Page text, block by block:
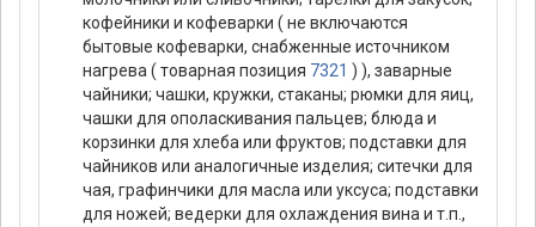
кофейники и кофеварки ( не включаются
бытовые кофеварки, снабженные источником
нагрева ( товарная позиция 7321 ) ), заварные
чайники; чашки, кружки, стаканы; рюмки для яиц,
чашки для ополаскивания пальцев; блюда и
корзинки для хлеба или фруктов; подставки для
чайников или аналогичные изделия; ситечки для
чая, графинчики для масла или уксуса; подставки
для ножей; ведерки для охлаждения вина и т.п.,